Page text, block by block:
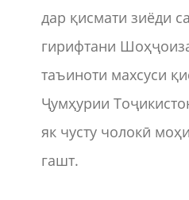
дар қисмати зиёди
гирифтани
таъиноти махсуси
Ҷумҳурии
як чусту чолокӣ
гашт.